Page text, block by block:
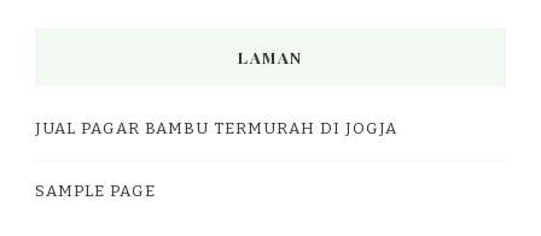
LAMAN
JUAL PAGAR BAMBU TERMURAH DI JOGJA
SAMPLE PAGE